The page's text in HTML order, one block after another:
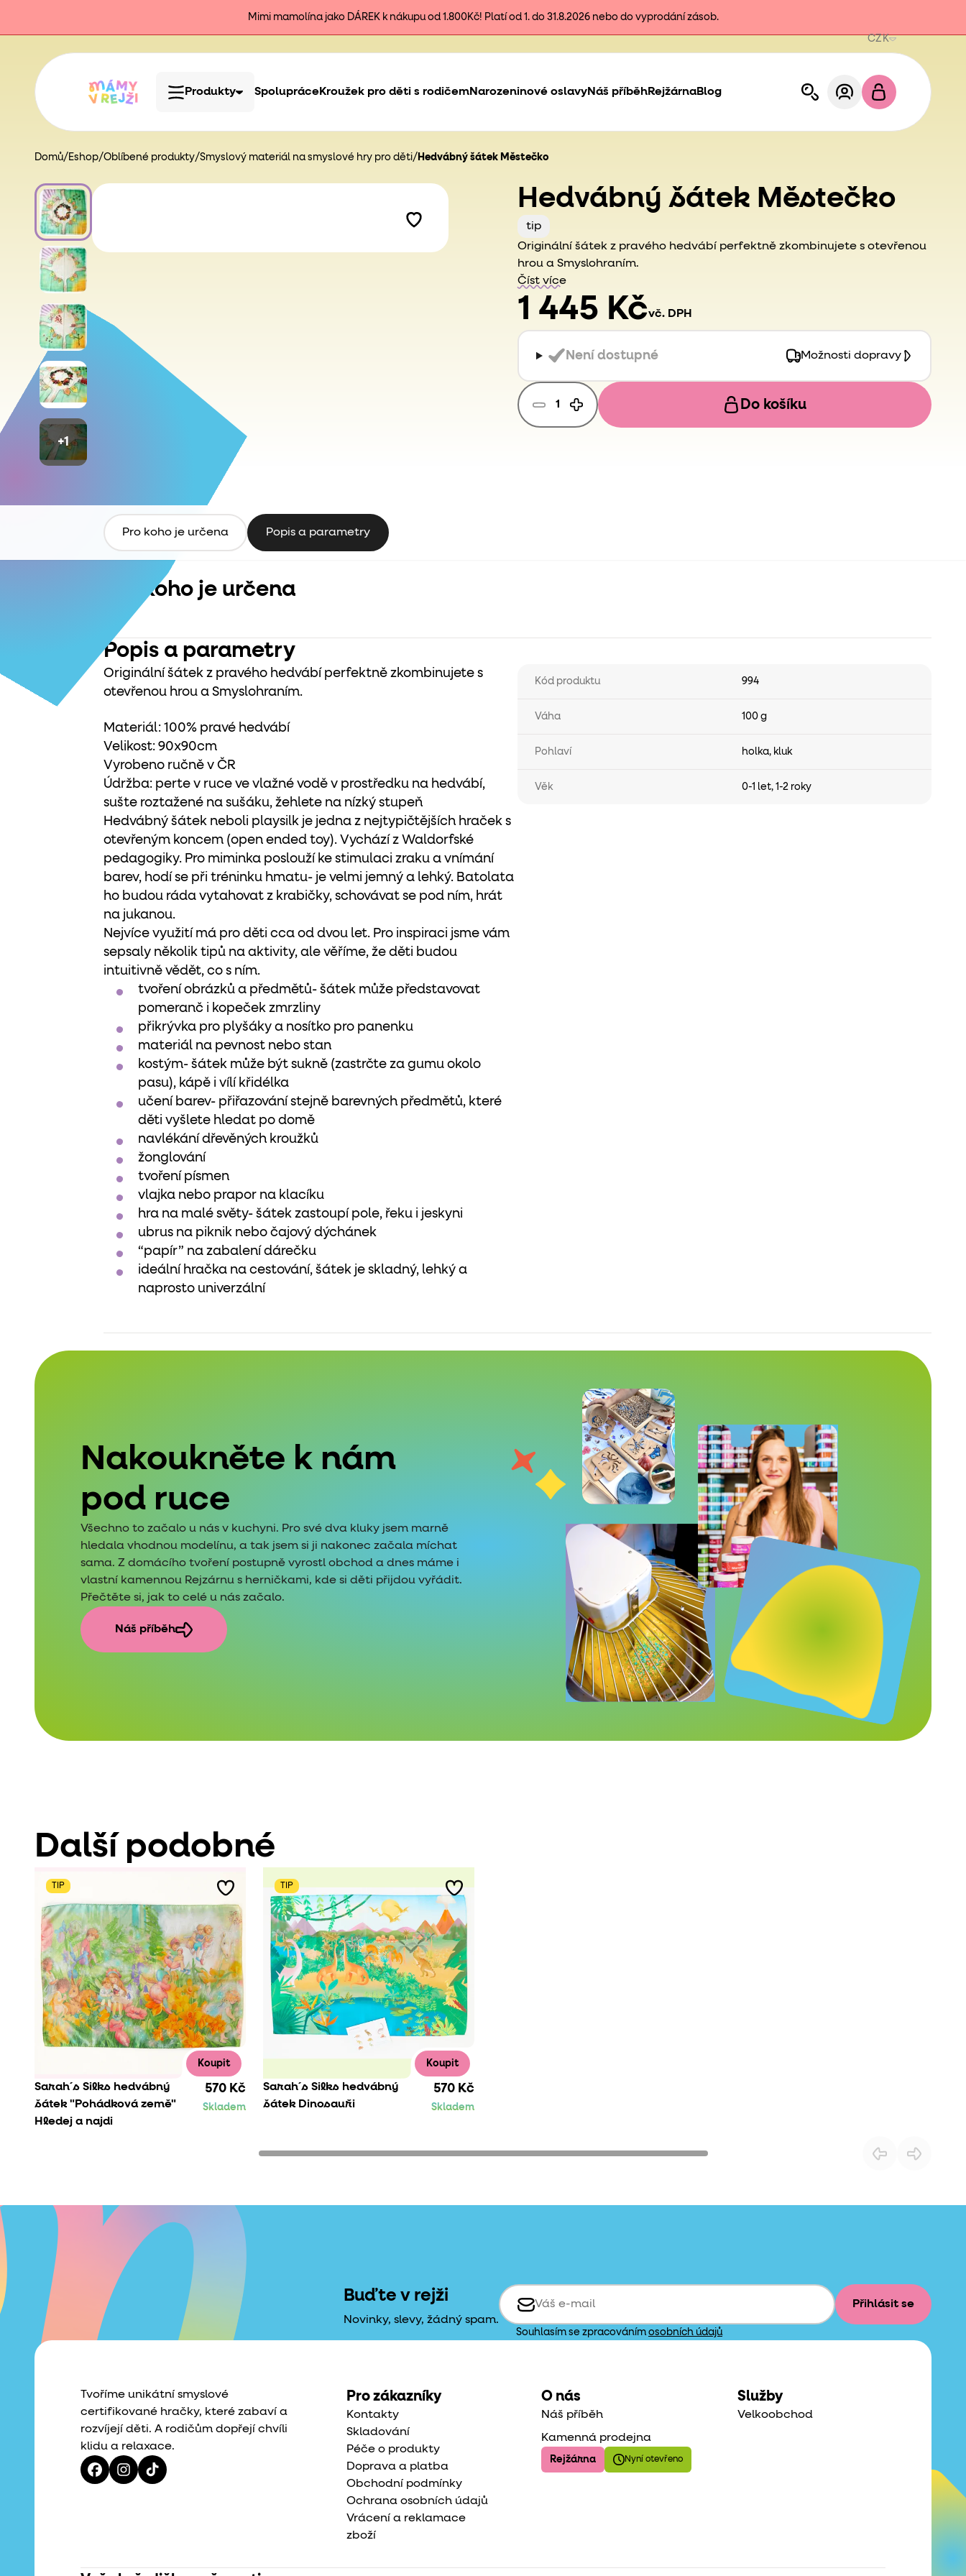
Mimi mamolína jako DÁREK k nákupu od 1.800Kč! Platí od 1. do 31.8.2026 nebo do vyprodání zásob.
CZK
Produkty SpolupráceKroužek pro děti s rodičemNarozeninové oslavyNáš příběhRejžárnaBlog
Domů/ Eshop/Oblíbené produkty/Smyslový materiál na smyslové hry pro děti/ Hedvábný šátek Městečko
+1
Hedvábný šátek Městečko
tip
Originální šátek z pravého hedvábí perfektně zkombinujete s otevřenou
hrou a Smyslohraním.
Číst více
1 445 Kčvč. DPH
Není dostupné Možnosti dopravy
Do košíku
Pro koho je určena Popis a parametry
Pro koho je určena
Popis a parametry
Originální šátek z pravého hedvábí perfektně zkombinujete s
otevřenou hrou a Smyslohraním.
Materiál: 100% pravé hedvábí
Velikost: 90x90cm
Vyrobeno ručně v ČR
Údržba: perte v ruce ve vlažné vodě v prostředku na hedvábí,
sušte roztažené na sušáku, žehlete na nízký stupeň
Hedvábný šátek neboli playsilk je jedna z nejtypičtějších hraček s
otevřeným koncem (open ended toy). Vychází z Waldorfské
pedagogiky. Pro miminka poslouží ke stimulaci zraku a vnímání
barev, hodí se při tréninku hmatu- je velmi jemný a lehký. Batolata
ho budou ráda vytahovat z krabičky, schovávat se pod ním, hrát
na jukanou.
Nejvíce využití má pro děti cca od dvou let. Pro inspiraci jsme vám
sepsaly několik tipů na aktivity, ale věříme, že děti budou
intuitivně vědět, co s ním.
tvoření obrázků a předmětů- šátek může představovat
pomeranč i kopeček zmrzliny
přikrývka pro plyšáky a nosítko pro panenku
materiál na pevnost nebo stan
kostým- šátek může být sukně (zastrčte za gumu okolo
pasu), kápě i vílí křidélka
učení barev- přiřazování stejně barevných předmětů, které
děti vyšlete hledat po domě
navlékání dřevěných kroužků
žonglování
tvoření písmen
vlajka nebo prapor na klacíku
hra na malé světy- šátek zastoupí pole, řeku i jeskyni
ubrus na piknik nebo čajový dýchánek
“papír” na zabalení dárečku
ideální hračka na cestování, šátek je skladný, lehký a
naprosto univerzální
Kód produktu 994
Váha 100 g
Pohlaví holka, kluk
Věk 0-1 let, 1-2 roky
Nakoukněte k nám
pod ruce
Všechno to začalo u nás v kuchyni. Pro své dva kluky jsem marně
hledala vhodnou modelínu, a tak jsem si ji nakonec začala míchat
sama. Z domácího tvoření postupně vyrostl obchod a dnes máme i
vlastní kamennou Rejzárnu s herničkami, kde si děti přijdou vyřádit.
Přečtěte si, jak to celé u nás začalo.
Náš příběh
Další podobné
TIP
Koupit
Sarah´s Silks hedvábný
šátek "Pohádková země"
Hledej a najdi
570 Kč
Skladem
TIP
Koupit
Sarah´s Silks hedvábný
šátek Dinosauři
570 Kč
Skladem
Buďte v rejži
Novinky, slevy, žádný spam.
Přihlásit se
Souhlasím se zpracováním osobních údajů
Tvoříme unikátní smyslové
certifikované hračky, které zabaví a
rozvíjejí děti. A rodičům dopřejí chvíli
klidu a relaxace.
Pro zákazníky
Kontakty
Skladování
Péče o produkty
Doprava a platba
Obchodní podmínky
Ochrana osobních údajů
Vrácení a reklamace
zboží
O nás
Náš příběh
Kamenná prodejna
Rejžárna Nyní otevřeno
Služby
Velkoobchod